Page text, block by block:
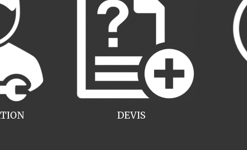
DEVIS